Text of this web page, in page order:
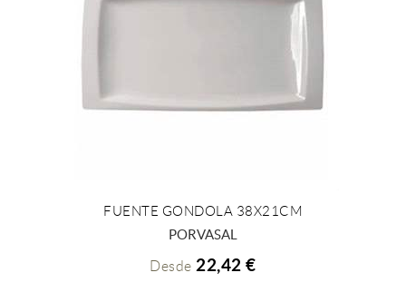
+ INFO
FUENTE GONDOLA 38X21CM
PORVASAL
Desde 22,42 €